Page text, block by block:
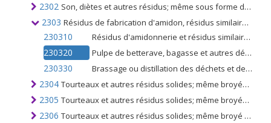
2302 Son, diètes et autres résidus; même sous forme de pellets obtenus par tamisage, mouture ou autre travail des céréales ou des légumineuses
2303 Résidus de fabrication d'amidon, résidus similaires; pulpe de betterave, bagasse et autres déchets de la fabrication du sucre, drêches et déchets de brasserie ou de distillerie, même agglomérés sous forme de pellets
230310 Résidus d'amidonnerie et résidus similaires que ce soit sous forme de pellets
230320 Pulpe de betterave, bagasse et autres déchets de fabrication de sucre; que ce soit sous forme de pellets
230330 Brassage ou distillation des déchets et des déchets; que ce soit sous forme de pellets
2304 Tourteaux et autres résidus solides; même broyés ou agglomérés sous forme de pellets, résultant de l'extraction de l'huile de soja
2305 Tourteaux et autres résidus solides; même broyés ou agglomérés sous forme de pellets, de l'extraction de l'huile d'arachide
2306 Tourteaux et autres résidus solides; même broyé ou aggloméré sous forme de pellets, de l'extraction de graisses ou d'huiles végétales autres que celles du no. 2304 ou 2305